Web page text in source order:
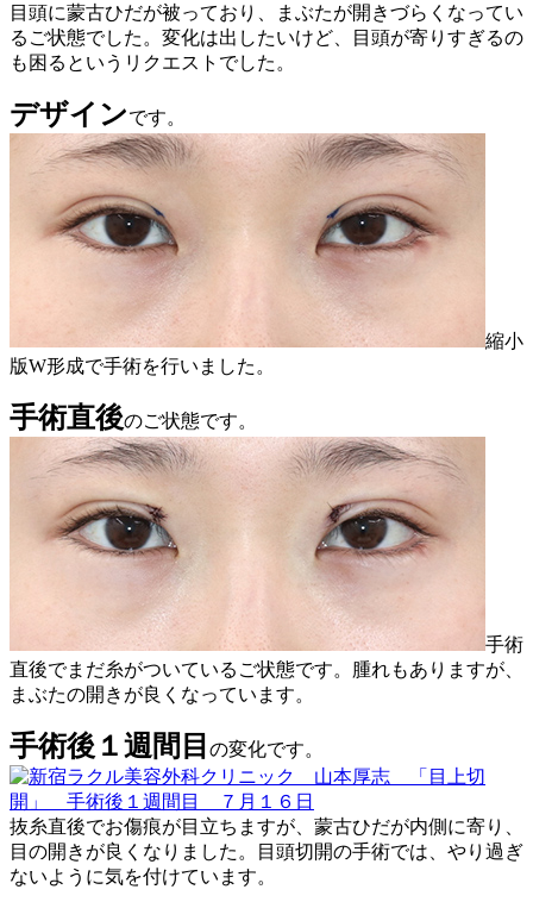
目頭に蒙古ひだが被っており、まぶたが開きづらくなってい
るご状態でした。変化は出したいけど、目頭が寄りすぎるの
も困るというリクエストでした。
デザインです。
縮小
版W形成で手術を行いました。
手術直後のご状態です。
手術
直後でまだ糸がついているご状態です。腫れもありますが、
まぶたの開きが良くなっています。
手術後１週間目 の変化です。
抜糸直後でお傷痕が目立ちますが、蒙古ひだが内側に寄り、
目の開きが良くなりました。目頭切開の手術では、やり過ぎ
ないように気を付けています。